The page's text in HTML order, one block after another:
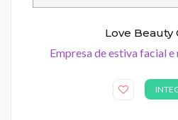
Love Beauty
Empresa de estiva facial